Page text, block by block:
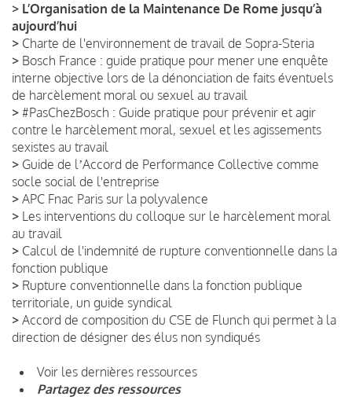
> L’Organisation de la Maintenance De Rome jusqu’à
aujourd’hui
> Charte de l'environnement de travail de Sopra-Steria
> Bosch France : guide pratique pour mener une enquête
interne objective lors de la dénonciation de faits éventuels
de harcèlement moral ou sexuel au travail
> #PasChezBosch : Guide pratique pour prévenir et agir
contre le harcèlement moral, sexuel et les agissements
sexistes au travail
> Guide de lʼAccord de Performance Collective comme
socle social de l'entreprise
> APC Fnac Paris sur la polyvalence
> Les interventions du colloque sur le harcèlement moral
au travail
> Calcul de l'indemnité de rupture conventionnelle dans la
fonction publique
> Rupture conventionnelle dans la fonction publique
territoriale, un guide syndical
> Accord de composition du CSE de Flunch qui permet à la
direction de désigner des élus non syndiqués
Voir les dernières ressources
Partagez des ressources